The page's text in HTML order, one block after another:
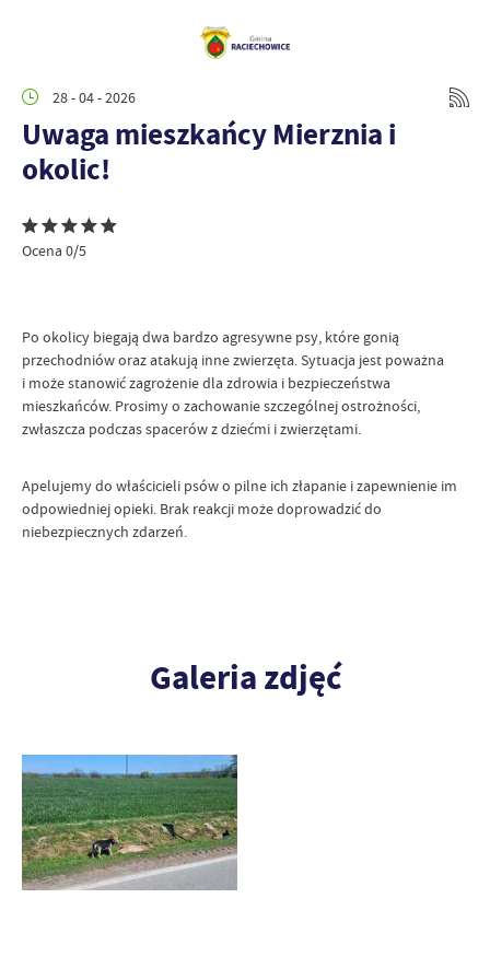
28 - 04 - 2026
Uwaga mieszkańcy Mierznia i
okolic!
Ocena 0/5
Po okolicy biegają dwa bardzo agresywne psy, które gonią
przechodniów oraz atakują inne zwierzęta. Sytuacja jest poważna
i może stanowić zagrożenie dla zdrowia i bezpieczeństwa
mieszkańców. Prosimy o zachowanie szczególnej ostrożności,
zwłaszcza podczas spacerów z dziećmi i zwierzętami.
Apelujemy do właścicieli psów o pilne ich złapanie i zapewnienie im
odpowiedniej opieki. Brak reakcji może doprowadzić do
niebezpiecznych zdarzeń.
Galeria zdjęć